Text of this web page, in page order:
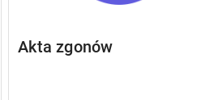
Akta zgonów